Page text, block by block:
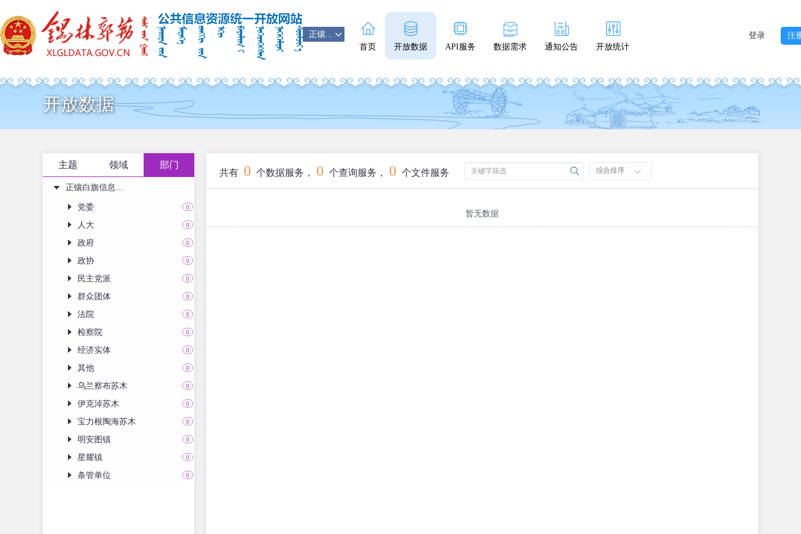
正镶...
首页
开放数据 API服务 数据需求 通知公告 开放统计
注
登录
开放数据
主题 领域 部门
党委 0
人大 0
政府 0
政协 0
民主党派 0
群众团体 0
法院 0
检察院 0
经济实体 0
其他 0
乌兰察布苏木 0
伊克淖苏木 0
宝力根陶海苏木 0
明安图镇 0
星耀镇 0
条管单位 0
共有 0 个数据服务， 0 个查询服务， 0 个文件服务 综合排序
暂无数据